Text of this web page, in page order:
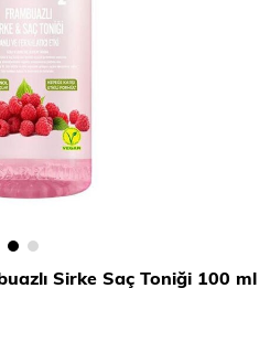
Sirke Saç Toniği 100 ml